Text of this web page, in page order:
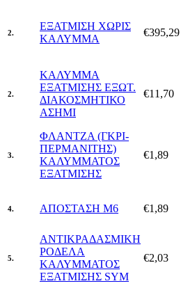
2.
ΕΞΑΤΜΙΣΗ ΧΩΡΙΣ
ΚΑΛΥΜΜΑ
€395,29
2.
ΚΑΛΥΜΜΑ
ΕΞΑΤΜΙΣΗΣ ΕΞΩΤ.
ΔΙΑΚΟΣΜΗΤΙΚΟ
ΑΣΗΜΙ
€11,70
3.
ΦΛΑΝΤΖΑ (ΓΚΡΙ-
ΠΕΡΜΑΝΙΤΗΣ)
ΚΑΛΥΜΜΑΤΟΣ
ΕΞΑΤΜΙΣΗΣ
€1,89
4. ΑΠΟΣΤΑΣΗ Μ6 €1,89
5.
ΑΝΤΙΚΡΑΔΑΣΜΙΚΗ
ΡΟΔΕΛΑ
ΚΑΛΥΜΜΑΤΟΣ
ΕΞΑΤΜΙΣΗΣ SYM
€2,03